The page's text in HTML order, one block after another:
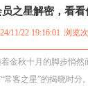
之星解密，看看
11/22 19:16:01 浏览
金秋十月的脚步悄
常客之星”的揭晓时分